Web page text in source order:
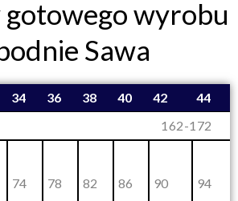
wyrobu
Sawa
34 36 38 40 42
44
162-172
74 78 82 86 90 94